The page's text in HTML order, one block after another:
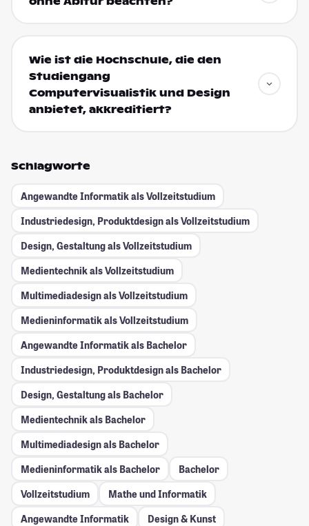
Wie ist die Hochschule, die den
Studiengang
Computervisualistik und Design
anbietet, akkreditiert?
Schlagworte
Angewandte Informatik als Vollzeitstudium
Industriedesign, Produktdesign als Vollzeitstudium
Design, Gestaltung als Vollzeitstudium
Medientechnik als Vollzeitstudium
Multimediadesign als Vollzeitstudium
Medieninformatik als Vollzeitstudium
Angewandte Informatik als Bachelor
Industriedesign, Produktdesign als Bachelor
Design, Gestaltung als Bachelor
Medientechnik als Bachelor
Multimediadesign als Bachelor
Medieninformatik als Bachelor
Bachelor
Vollzeitstudium
Mathe und Informatik
Angewandte Informatik
Design & Kunst